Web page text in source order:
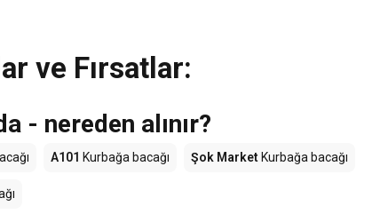
ve Fırsatlar:
- nereden alınır?
A101 Kurbağa bacağı Şok Market Kurbağa bacağı